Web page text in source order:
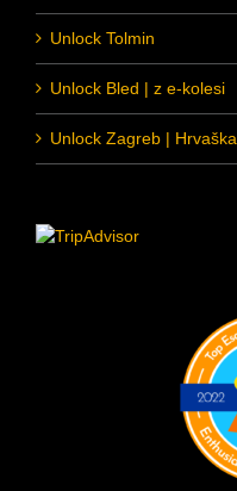
Unlock Tolmin
Unlock Bled | z e-kolesi
Unlock Zagreb | Hrvaška